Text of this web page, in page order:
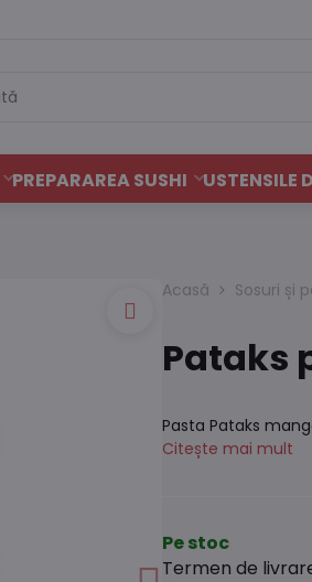
PREPARAREA SUSHI USTENSILE
Acasă Sosuri și
Pataks
Pasta Pataks
Citește mai mult
Pe stoc
Termen de